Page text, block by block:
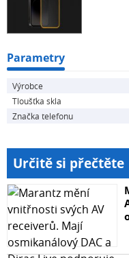
Parametry
Výrobce
Tloušťka skla
Značka telefonu
Určitě si přečtěte